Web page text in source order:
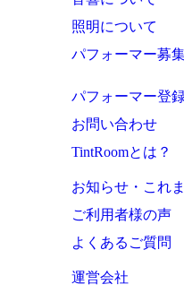
照明について
パフォーマー募
パフォーマー登
お問い合わせ
TintRoomとは？
お知らせ・これ
ご利用者様の声
よくあるご質問
運営会社